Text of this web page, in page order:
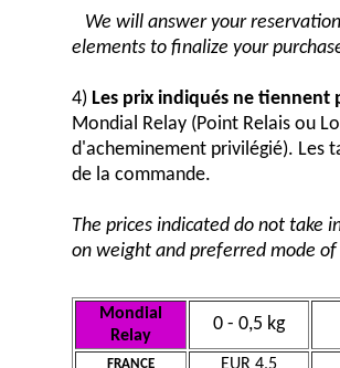
We will answer your
elements to finalize your
4) Les prix indiqués ne tiennent
Mondial Relay (Point Relais ou
d'acheminement privilégié). Les
de la commande.
The prices indicated do not take
on weight and preferred mode
Mondial
Relay
0 - 0,5 kg
FRANCE